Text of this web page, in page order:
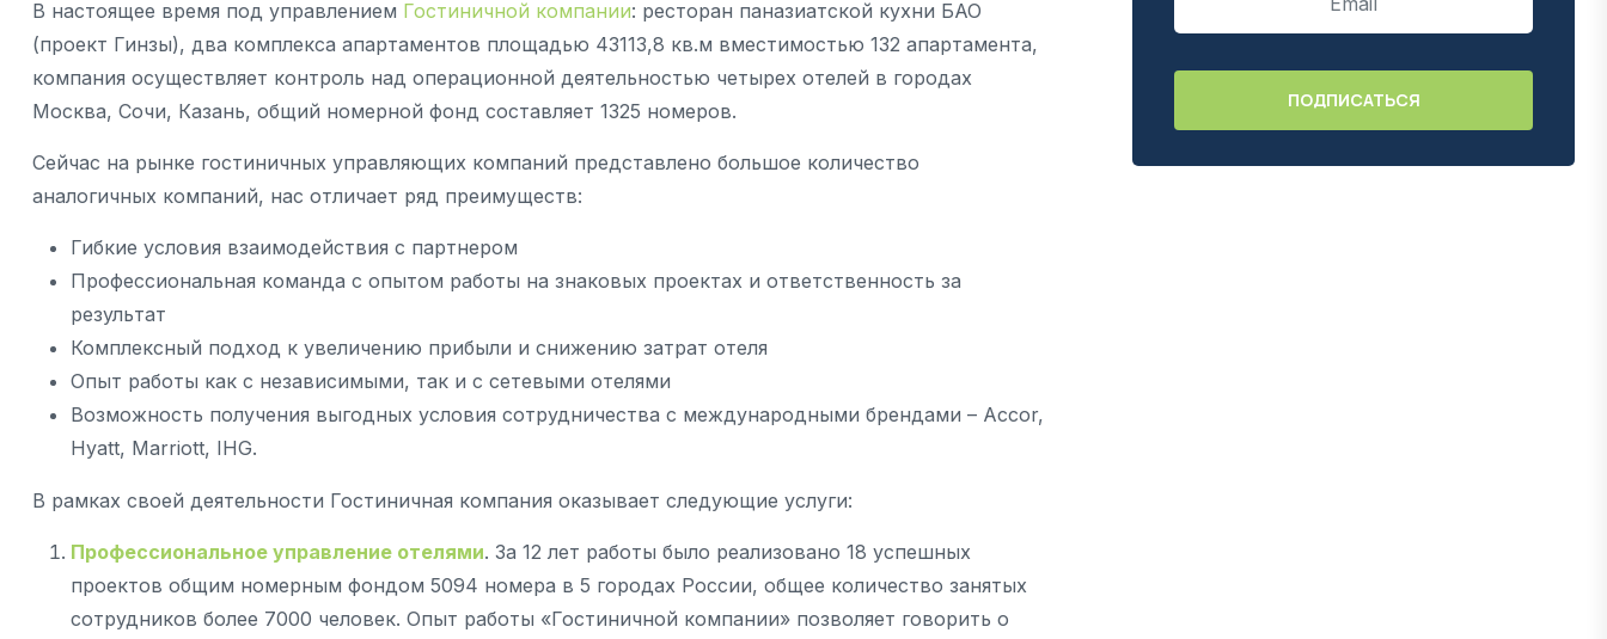
В настоящее время под управлением Гостиничной компании: ресторан паназиатской кухни БАО
(проект Гинзы), два комплекса апартаментов площадью 43113,8 кв.м вместимостью 132 апартамента,
компания осуществляет контроль над операционной деятельностью четырех отелей в городах
Москва, Сочи, Казань, общий номерной фонд составляет 1325 номеров.
Сейчас на рынке гостиничных управляющих компаний представлено большое количество
аналогичных компаний, нас отличает ряд преимуществ:
Гибкие условия взаимодействия с партнером
Профессиональная команда с опытом работы на знаковых проектах и ответственность за
результат
Комплексный подход к увеличению прибыли и снижению затрат отеля
Опыт работы как с независимыми, так и с сетевыми отелями
Возможность получения выгодных условия сотрудничества с международными брендами – Accor,
Hyatt, Marriott, IHG.
В рамках своей деятельности Гостиничная компания оказывает следующие услуги:
Профессиональное управление отелями. За 12 лет работы было реализовано 18 успешных
проектов общим номерным фондом 5094 номера в 5 городах России, общее количество занятых
сотрудников более 7000 человек. Опыт работы «Гостиничной компании» позволяет говорить о